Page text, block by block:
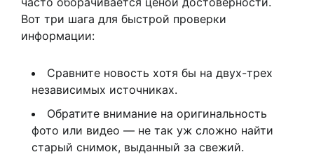
Вот три шага для быстрой проверки
информации:
Сравните новость хотя бы на двух-трех
независимых источниках.
Обратите внимание на оригинальность
фото или видео — не так уж сложно найти
старый снимок, выданный за свежий.